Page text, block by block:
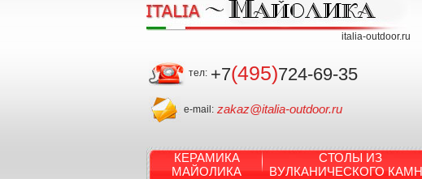
italia-outdoor.ru
тел: +7(495)724-69-35
e-mail: zakaz@italia-outdoor.ru
КЕРАМИКА
МАЙОЛИКА
СТОЛЫ ИЗ
ВУЛКАНИЧЕСКОГО